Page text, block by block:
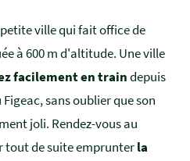
ville qui fait office de
à 600 m d'altitude. Une ville
facilement en traindepuis
sans oublier que son
joli. Rendez-vous au
tout de suite emprunterla